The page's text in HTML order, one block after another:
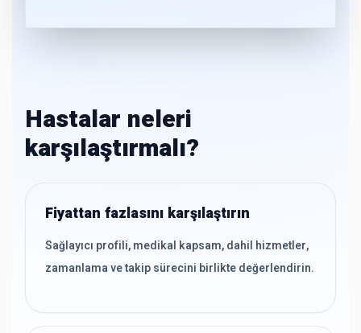
Hastalar neleri
karşılaştırmalı?
Fiyattan fazlasını karşılaştırın
Sağlayıcı profili, medikal kapsam, dahil hizmetler,
zamanlama ve takip sürecini birlikte değerlendirin.